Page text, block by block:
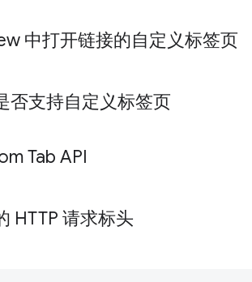
中打开链接的自定义标签页
否支持自定义标签页
Tab API
HTTP 请求标头